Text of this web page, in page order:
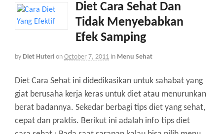
Diet Cara Sehat Dan
Tidak Menyebabkan
Efek Samping
by Diet Huteri on October 7, 2011 in Menu Sehat
Diet Cara Sehat ini didedikasikan untuk sahabat yang
giat berusaha kerja keras untuk diet atau menurunkan
berat badannya. Sekedar berbagi tips diet yang sehat,
cepat dan praktis. Berikut ini adalah info tips diet